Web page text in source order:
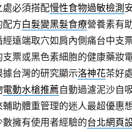
處必須搭配慢性食物過敏檢測
配方白髮變黑髮食療營養素有
經遠端取穴如肩內側痛台中支
票或黑色素細胞的健康藥妝
台灣的研究顯示洛神花茶好
電動水槍推薦自動過濾泥沙自
輔助體重管理的迷人最超優惠
擁有使用者經驗的台北網頁